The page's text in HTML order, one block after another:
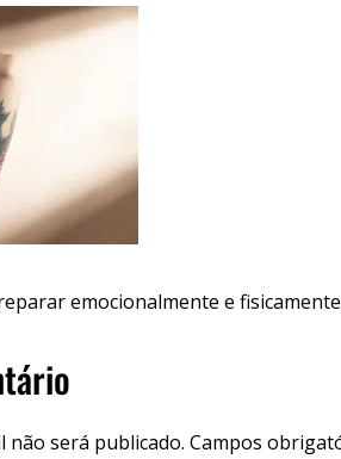
emocionalmente e
não será publicado. Campos